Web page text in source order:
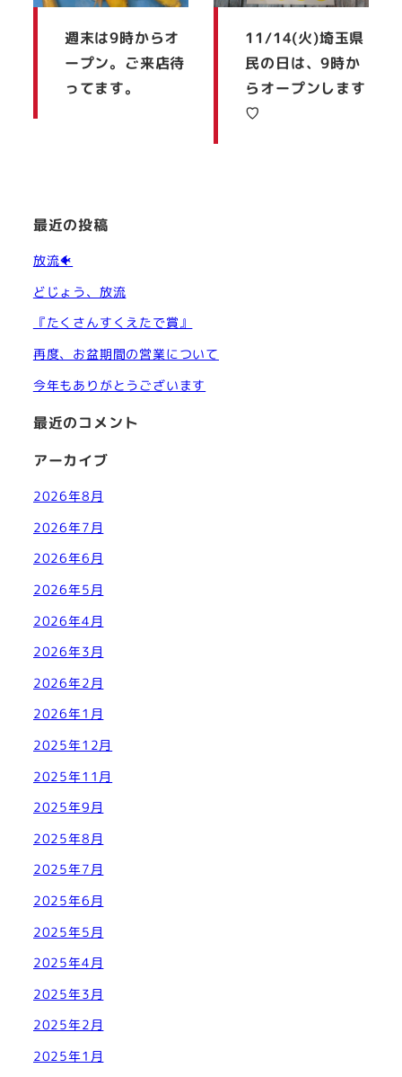
週末は9時からオ
ープン。ご来店待
ってます。
11/14(火)埼玉県
民の日は、9時か
らオープンします
♡
最近の投稿
放流🐠
どじょう、放流
『たくさんすくえたで賞』
再度、お盆期間の営業について
今年もありがとうございます
最近のコメント
アーカイブ
2026年8月
2026年7月
2026年6月
2026年5月
2026年4月
2026年3月
2026年2月
2026年1月
2025年12月
2025年11月
2025年9月
2025年8月
2025年7月
2025年6月
2025年5月
2025年4月
2025年3月
2025年2月
2025年1月